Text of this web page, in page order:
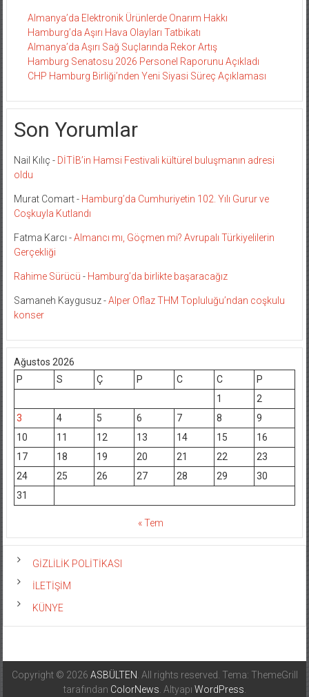
Almanya’da Elektronik Ürünlerde Onarım Hakkı
Hamburg’da Aşırı Hava Olayları Tatbikatı
Almanya’da Aşırı Sağ Suçlarında Rekor Artış
Hamburg Senatosu 2026 Personel Raporunu Açıkladı
CHP Hamburg Birliği’nden Yeni Siyasi Süreç Açıklaması
Son Yorumlar
Nail Kılıç - DİTİB’in Hamsi Festivali kültürel buluşmanın adresi
oldu
Murat Comart- Hamburg’da Cumhuriyetin 102. Yılı Gurur ve
Coşkuyla Kutlandı
Fatma Karcı -Almancı mı, Göçmen mi? Avrupalı Türkiyelilerin
Gerçekliği
Rahime Sürücü - Hamburg’da birlikte başaracağız
Samaneh Kaygusuz-Alper Oflaz THM Topluluğu’ndan coşkulu
konser
Ağustos 2026
P
S Ç P C C
P
1
2
3
4 5 6 7 8
9
10
11 12 13 14 15
16
17
18 19 20 21 22
23
24
25 26 27 28 29
30
31
« Tem
GİZLİLİK POLİTİKASI
İLETİŞİM
KÜNYE
Copyright © 2026 ASBÜLTEN . All rights reserved. Tema: ThemeGrill
tarafından ColorNews . Altyapı WordPress